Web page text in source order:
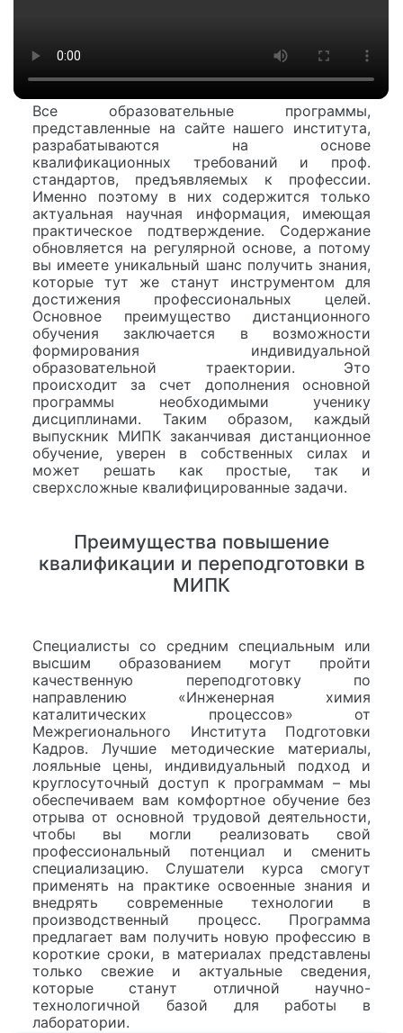
Все образовательные программы,
представленные на сайте нашего института,
разрабатываются на основе
квалификационных требований и проф.
стандартов, предъявляемых к профессии.
Именно поэтому в них содержится только
актуальная научная информация, имеющая
практическое подтверждение. Содержание
обновляется на регулярной основе, а потому
вы имеете уникальный шанс получить знания,
которые тут же станут инструментом для
достижения профессиональных целей.
Основное преимущество дистанционного
обучения заключается в возможности
формирования индивидуальной
образовательной траектории. Это
происходит за счет дополнения основной
программы необходимыми ученику
дисциплинами. Таким образом, каждый
выпускник МИПК заканчивая дистанционное
обучение, уверен в собственных силах и
может решать как простые, так и
сверхсложные квалифицированные задачи.
Преимущества повышение
квалификации и переподготовки в
МИПК
Специалисты со средним специальным или
высшим образованием могут пройти
качественную переподготовку по
направлению «Инженерная химия
каталитических процессов» от
Межрегионального Института Подготовки
Кадров. Лучшие методические материалы,
лояльные цены, индивидуальный подход и
круглосуточный доступ к программам – мы
обеспечиваем вам комфортное обучение без
отрыва от основной трудовой деятельности,
чтобы вы могли реализовать свой
профессиональный потенциал и сменить
специализацию. Слушатели курса смогут
применять на практике освоенные знания и
внедрять современные технологии в
производственный процесс. Программа
предлагает вам получить новую профессию в
короткие сроки, в материалах представлены
только свежие и актуальные сведения,
которые станут отличной научно-
технологичной базой для работы в
лаборатории.